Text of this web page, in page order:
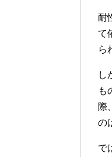
耐
て
ら
し
も
際
の
で